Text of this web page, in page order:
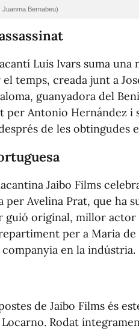
Juanma Bernabeu)
Luis Ivars suma una
temps, creada junt a
guanyadora del
Antonio Hernández i
de les obtingudes
Jaibo Films
per Avelina Prat, que ha
guió original, millor
per a Maria
en la indústria.
de Jaibo Films és
Locarno. Rodat